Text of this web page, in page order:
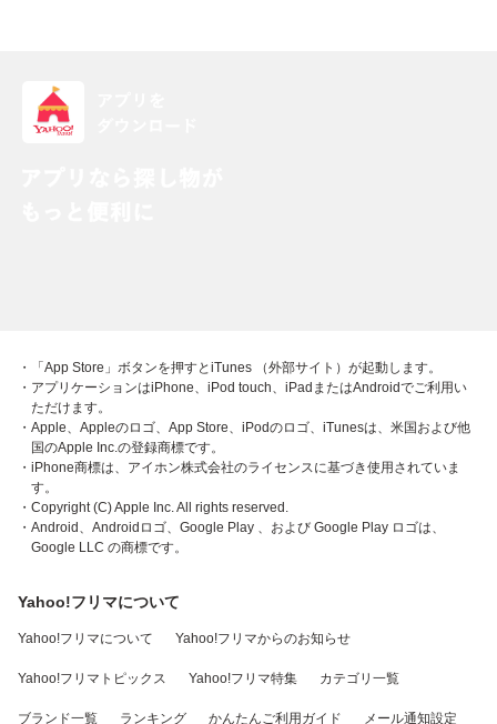
・「App Store」ボタンを押すとiTunes （外部サイト）が起動します。
・アプリケーションはiPhone、iPod touch、iPadまたはAndroidでご利用い
ただけます。
・Apple、Appleのロゴ、App Store、iPodのロゴ、iTunesは、米国および他
国のApple Inc.の登録商標です。
・iPhone商標は、アイホン株式会社のライセンスに基づき使用されていま
す。
・Copyright (C) Apple Inc. All rights reserved.
・Android、Androidロゴ、Google Play 、および Google Play ロゴは、
Google LLC の商標です。
Yahoo!フリマについて
Yahoo!フリマについて Yahoo!フリマからのお知らせ
Yahoo!フリマトピックス Yahoo!フリマ特集 カテゴリ一覧
ブランド一覧 ランキング かんたんご利用ガイド メール通知設定